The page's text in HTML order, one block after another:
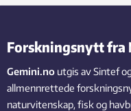
Forskningsnytt fra
Gemini.no utgis av Sintef
allmennrettede
naturvitenskap, fisk og